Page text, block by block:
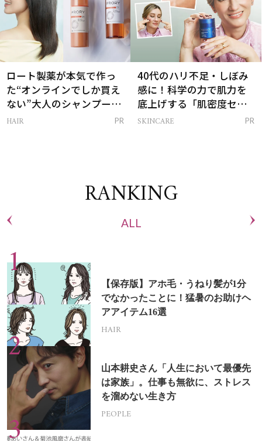
ロート製薬が本気で作っ
た“オンラインでしか買え
ない”大人のシャンプー＆
トリートメントって？
HAIR PR
40代のハリ不足・しぼみ
感に！科学の力で肌力を
底上げする「肌密度セラ
ム」
SKINCARE PR
RANKING
ALL
【保存版】アホ毛・うねり髪が1分
でなかったことに！猛暑のお助けヘ
アアイテム16選
HAIR
山本耕史さん「人生において最優先
は家族」。仕事も無欲に、ストレス
を溜めない生き方
PEOPLE